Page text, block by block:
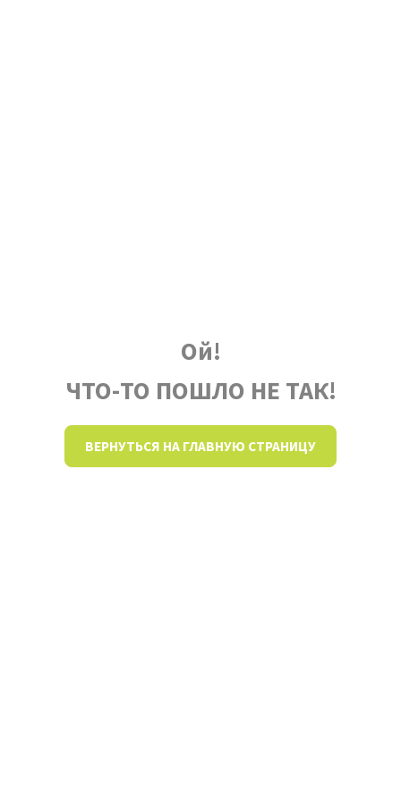
Ой!
ЧТО-ТО ПОШЛО НЕ ТАК!
ВЕРНУТЬСЯ НА ГЛАВНУЮ СТРАНИЦУ